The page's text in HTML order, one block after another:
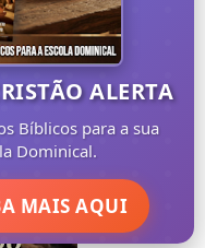
ALERTA
Bíblicos para a sua
Dominical.
MAIS AQUI